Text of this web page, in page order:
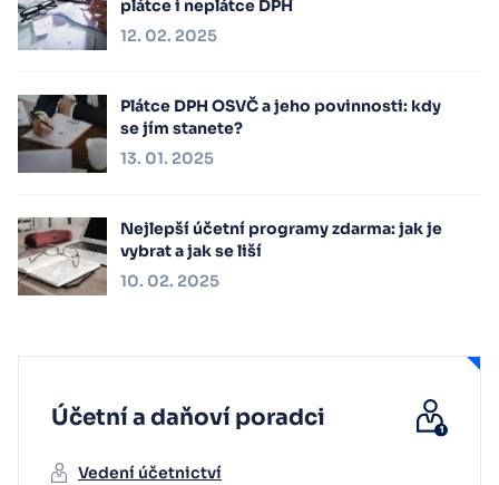
plátce i neplátce DPH
12. 02. 2025
Plátce DPH OSVČ a jeho povinnosti: kdy
se jím stanete?
13. 01. 2025
Nejlepší účetní programy zdarma: jak je
vybrat a jak se liší
10. 02. 2025
Účetní a daňoví poradci
Vedení účetnictví